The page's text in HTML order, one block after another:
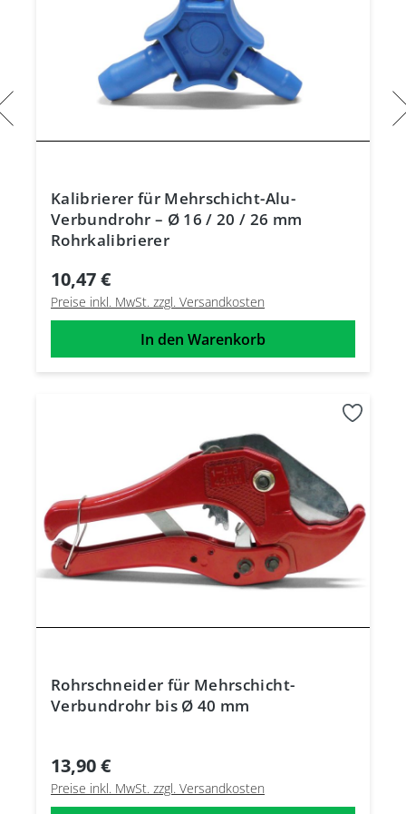
Kalibrierer für Mehrschicht-Alu-
Verbundrohr – Ø 16 / 20 / 26 mm
Rohrkalibrierer
10,47 €
Preise inkl. MwSt. zzgl. Versandkosten
In den Warenkorb
Rohrschneider für Mehrschicht-
Verbundrohr bis Ø 40 mm
13,90 €
Preise inkl. MwSt. zzgl. Versandkosten